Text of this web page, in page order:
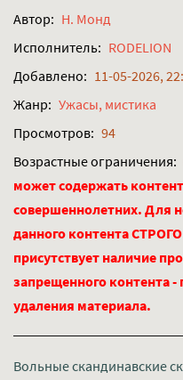
Автор: Н. Монд
Исполнитель: RODELION
Добавлено: 11-05-2026,
Жанр: Ужасы, мистика
Просмотров: 94
Возрастные ограничения:
может содержать
совершеннолетних. Для
данного контента
присутствует наличие
запрещенного контента -
удаления материала.
Вольные скандинавские